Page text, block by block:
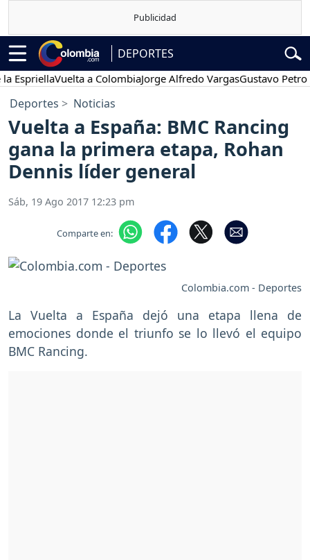
DEPORTES
Vuelta a ColombiaJorge Alfredo VargasGustavo Petro
Deportes Noticias
Vuelta a España: BMC Rancing
gana la primera etapa, Rohan
Dennis líder general
Sáb, 19 Ago 2017 12:23 pm
Comparte en:
Colombia.com - Deportes
La Vuelta a España dejó una etapa llena de
emociones donde el triunfo se lo llevó el equipo
BMC Rancing.